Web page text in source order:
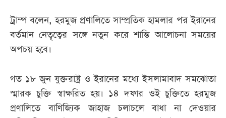
ট্রাম্প বলেন, হরমুজ প্রণালিতে সাম্প্রতিক হামলার পর ইরানের
বর্তমান নেতৃত্বের সঙ্গে নতুন করে শান্তি আলোচনা সময়ের
অপচয় হবে।
গত ১৮ জুন যুক্তরাষ্ট্র ও ইরানের মধ্যে ইসলামাবাদ সমঝোতা
স্মারক চুক্তি স্বাক্ষরিত হয়। ১৪ দফার ওই চুক্তিতে হরমুজ
প্রণালিতে বাণিজ্যিক জাহাজ চলাচলে বাধা না দেওয়ার